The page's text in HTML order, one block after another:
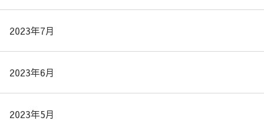
2023年7月
2023年6月
2023年5月